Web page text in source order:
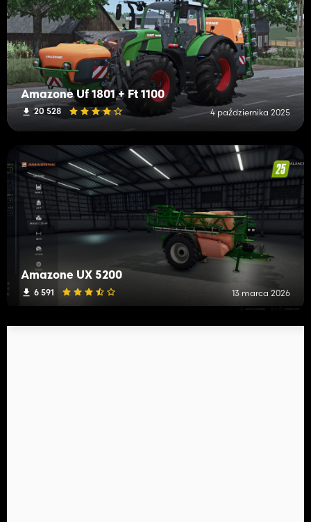
Amazone Uf 1801 + Ft 1100
20 528 4 października 2025
Amazone UX 5200
6 591 13 marca 2026